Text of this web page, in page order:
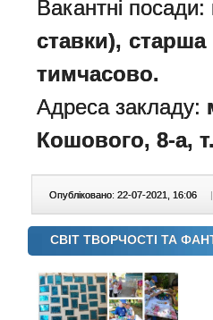
Вакантні посади:
ставки), старша
тимчасово.
Адреса закладу:
Кошового, 8-а,
Опубліковано: 22-07-2021, 16:06 |
СВІТ ТВОРЧОСТІ ТА